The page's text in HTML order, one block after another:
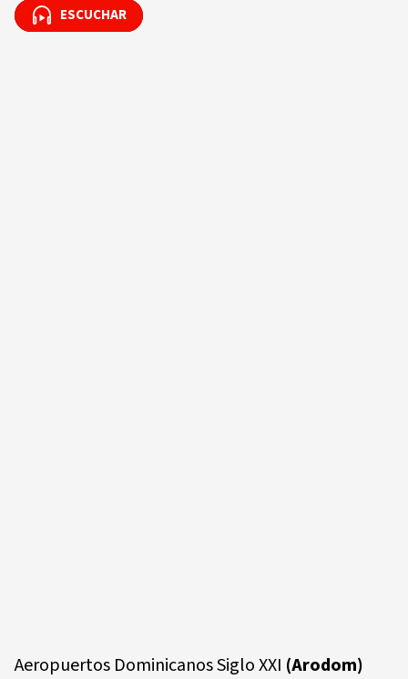
ESCUCHAR
ESCUCHAR
Aeropuertos Dominicanos Siglo XXI (Arodom)